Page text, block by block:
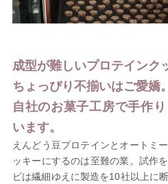
成型が難しいプロテインク
ちょっぴり不揃いはご愛嬌。
自社のお菓子工房で手作
います。
えんどう豆プロテインとオートミ
ッキーにするのは至難の業。試作
ピは繊細ゆえに製造を10社以上に